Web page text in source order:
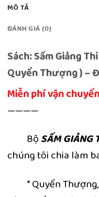
MÔ TẢ
ĐÁNH GIÁ (0)
Sách: Sấm Giảng
Quyển Thượng ) –
Miễn phí vận
————
BộSẤM GIẢNG
chúng tôi chia làm
* Quyển Thượng,